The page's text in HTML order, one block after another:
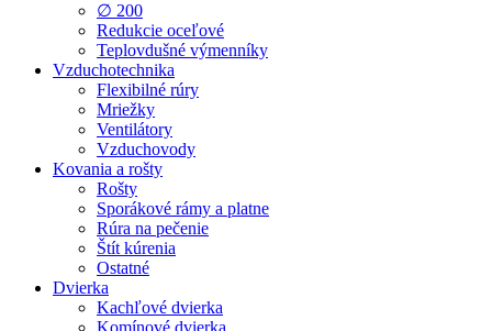
∅ 200
Redukcie oceľové
Teplovdušné výmenníky
Vzduchotechnika
Flexibilné rúry
Mriežky
Ventilátory
Vzduchovody
Kovania a rošty
Rošty
Sporákové rámy a platne
Rúra na pečenie
Štít kúrenia
Ostatné
Dvierka
Kachľové dvierka
Komínové dvierka